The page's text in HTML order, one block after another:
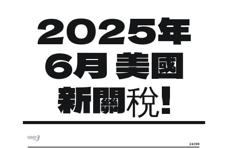
Products
Manufacturing Process
Contact
2025年
6月 美國
新關稅!